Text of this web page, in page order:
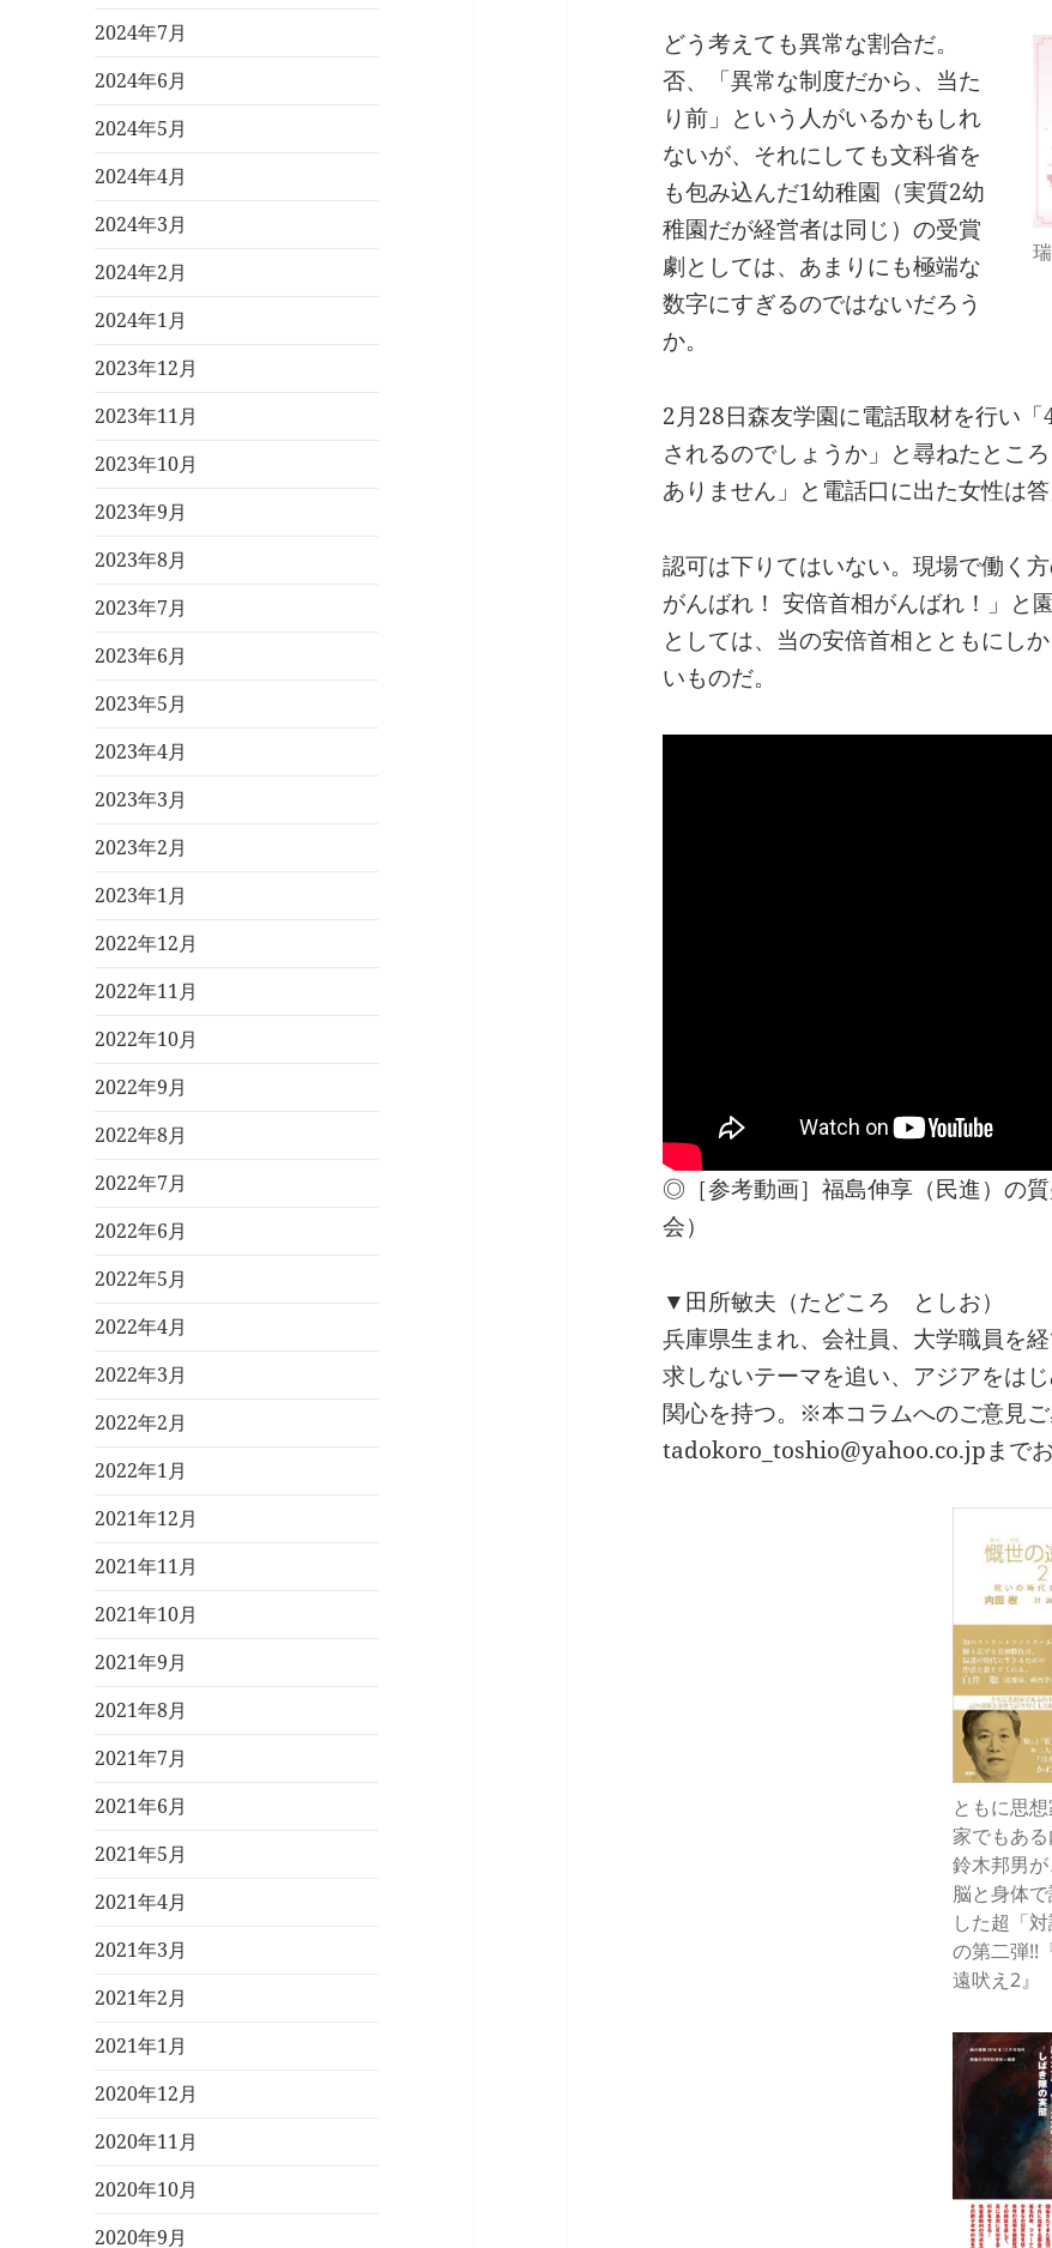
2024年7月
2024年6月
2024年5月
2024年4月
2024年3月
2024年2月
2024年1月
2023年12月
2023年11月
2023年10月
2023年9月
2023年8月
2023年7月
2023年6月
2023年5月
2023年4月
2023年3月
2023年2月
2023年1月
2022年12月
2022年11月
2022年10月
2022年9月
2022年8月
2022年7月
2022年6月
2022年5月
2022年4月
2022年3月
2022年2月
2022年1月
2021年12月
2021年11月
2021年10月
2021年9月
2021年8月
2021年7月
2021年6月
2021年5月
2021年4月
2021年3月
2021年2月
2021年1月
2020年12月
2020年11月
2020年10月
2020年9月
どう考えても異常な割合だ。
否、「異常な制度だから、当た
り前」という人がいるかもしれ
ないが、それにしても文科省を
も包み込んだ1幼稚園（実質2幼
稚園だが経営者は同じ）の受賞
劇としては、あまりにも極端な
数字にすぎるのではないだろう
か。
2月28日森友学園に電話取材を行い
されるのでしょうか」と尋ねたとこ
ありません」と電話口に出た女性は答
認可は下りてはいない。現場で働く
がんばれ！ 安倍首相がんばれ！」と
としては、当の安倍首相とともにし
いものだ。
◎［参考動画］福島伸享（民進）の
会）
▼田所敏夫（たどころ としお）
兵庫県生まれ、会社員、大学職員を
求しないテーマを追い、アジアをは
関心を持つ。※本コラムへのご意見
tadokoro_toshio@yahoo.co.jpまでお
ともに思
家でもあ
鈴木邦男
脳と身体で
した超「
の第二弾!!
遠吠え2』